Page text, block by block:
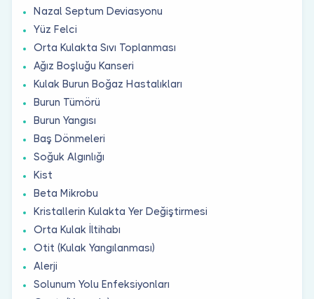
Nazal Septum Deviasyonu
Yüz Felci
Orta Kulakta Sıvı Toplanması
Ağız Boşluğu Kanseri
Kulak Burun Boğaz Hastalıkları
Burun Tümörü
Burun Yangısı
Baş Dönmeleri
Soğuk Algınlığı
Kist
Beta Mikrobu
Kristallerin Kulakta Yer Değiştirmesi
Orta Kulak İltihabı
Otit (Kulak Yangılanması)
Alerji
Solunum Yolu Enfeksiyonları